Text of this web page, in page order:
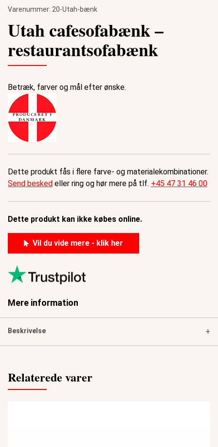
Varenummer: 20-Utah-bænk
Utah cafesofabænk –
restaurantsofabænk
Betræk, farver og mål efter ønske.
Dette produkt fås i flere farve- og materialekombinationer.
Send besked eller ring og hør mere på tlf. +45 47 31 46 00
Dette produkt kan ikke købes online.
Vil du vide mere - klik her
Mere information
Beskrivelse +
Relaterede varer